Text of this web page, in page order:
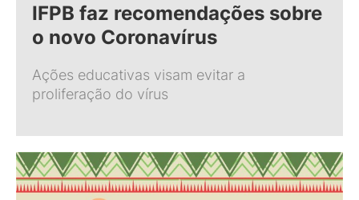
IFPB faz recomendações sobre
o novo Coronavírus
Ações educativas visam evitar a
proliferação do vírus